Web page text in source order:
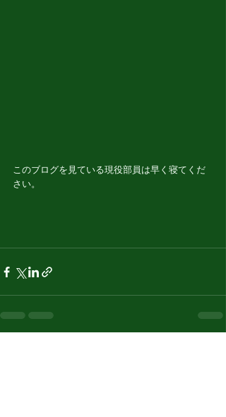
このブログを見ている現役部員は早く寝てくだ
さい。